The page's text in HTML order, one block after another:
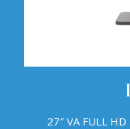
27″ VA FULL